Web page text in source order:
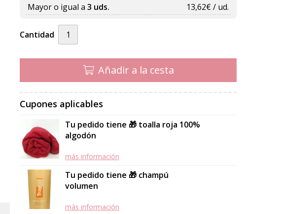
Mayor o igual a 3 uds. 13,62€ / ud.
Cantidad
Añadir a la cesta
Cupones aplicables
Tu pedido tiene 🎁 toalla roja 100%
algodón
más información
Tu pedido tiene 🎁 champú
volumen
más información